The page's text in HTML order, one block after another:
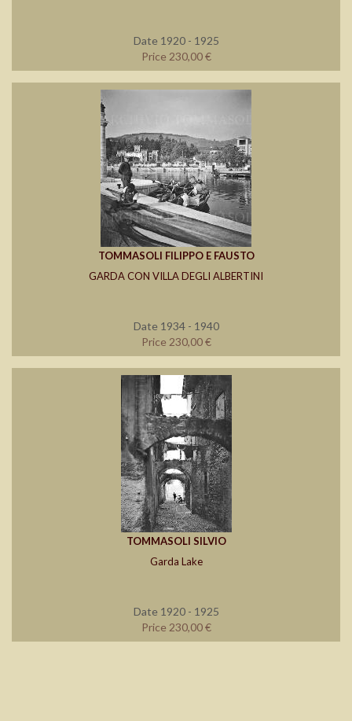
Date 1920 - 1925
Price 230,00 €
TOMMASOLI FILIPPO E FAUSTO
GARDA CON VILLA DEGLI ALBERTINI
Date 1934 - 1940
Price 230,00 €
TOMMASOLI SILVIO
Garda Lake
Date 1920 - 1925
Price 230,00 €